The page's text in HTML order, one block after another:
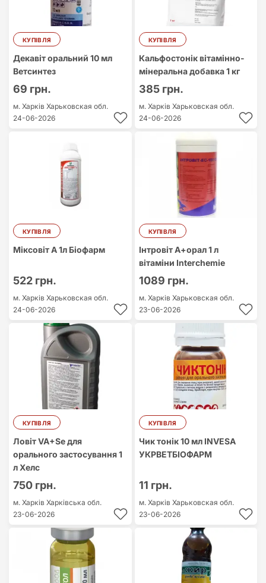
КУПІВЛЯ
Декавіт оральний 10 мл
Ветсинтез
69 грн.
м. Харків Харьковская обл.
24-06-2026
КУПІВЛЯ
Кальфостонік вітамінно-
мінеральна добавка 1 кг
385 грн.
м. Харків Харьковская обл.
24-06-2026
КУПІВЛЯ
Міксовіт А 1л Біофарм
522 грн.
м. Харків Харьковская обл.
24-06-2026
КУПІВЛЯ
Інтровіт А+орал 1 л
вітаміни Interchemie
1089 грн.
м. Харків Харьковская обл.
23-06-2026
КУПІВЛЯ
Ловіт VA+Se для
орального застосування 1
л Хелс
750 грн.
м. Харків Харківська обл.
23-06-2026
КУПІВЛЯ
Чик тонік 10 мл INVESA
УКРВЕТБІОФАРМ
11 грн.
м. Харків Харьковская обл.
23-06-2026